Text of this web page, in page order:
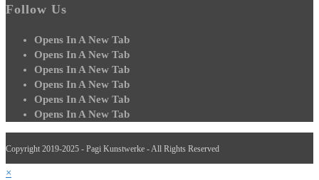
Follow Us
Opens In A New Tab
Opens In A New Tab
Opens In A New Tab
Opens In A New Tab
Opens In A New Tab
Opens In A New Tab
Copyright 2019-2025 - Pagi Kunstwerke - All Rights Reserved
×